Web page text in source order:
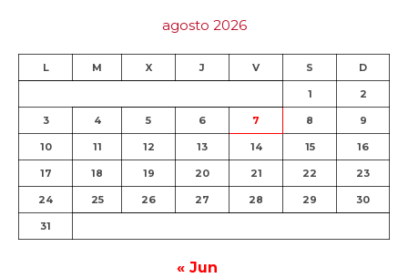
agosto 2026
L M X J V S D
1 2
3 4 5 6 7 8 9
10 11 12 13 14 15 16
17 18 19 20 21 22 23
24 25 26 27 28 29 30
31
« Jun